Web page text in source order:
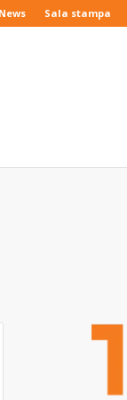
Sala stampa